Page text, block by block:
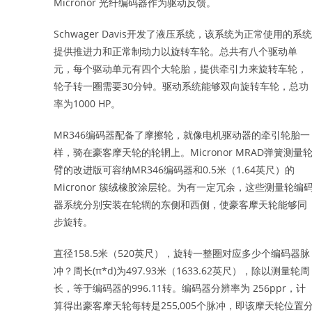
Schwager Davis开发了液压系统，该系统为正常使用的系统
提供推进力和正常制动力以旋转车轮。总共有八个驱动单
元，每个驱动单元有四个大轮胎，提供牵引力来旋转车轮，
轮子转一圈需要30分钟。驱动系统能够双向旋转车轮，总功
率为1000 HP。
MR346编码器配备了摩擦轮，就像电机驱动器的牵引轮胎一
样，骑在豪客摩天轮的轮辋上。Micronor MRAD弹簧测量轮
臂的改进版可容纳MR346编码器和0.5米（1.64英尺）的
Micronor 簇绒橡胶涂层轮。为有一定冗余，这些测量轮编
器系统分别安装在轮辋的东侧和西侧，使豪客摩天轮能够同
步旋转。
直径158.5米（520英尺），旋转一整圈对应多少个编码器脉
冲？周长(π*d)为497.93米（1633.62英尺），除以测量轮周
长，等于编码器的996.11转。编码器分辨率为 256ppr，计
算得出豪客摩天轮每转是255,005个脉冲，即该摩天轮位置